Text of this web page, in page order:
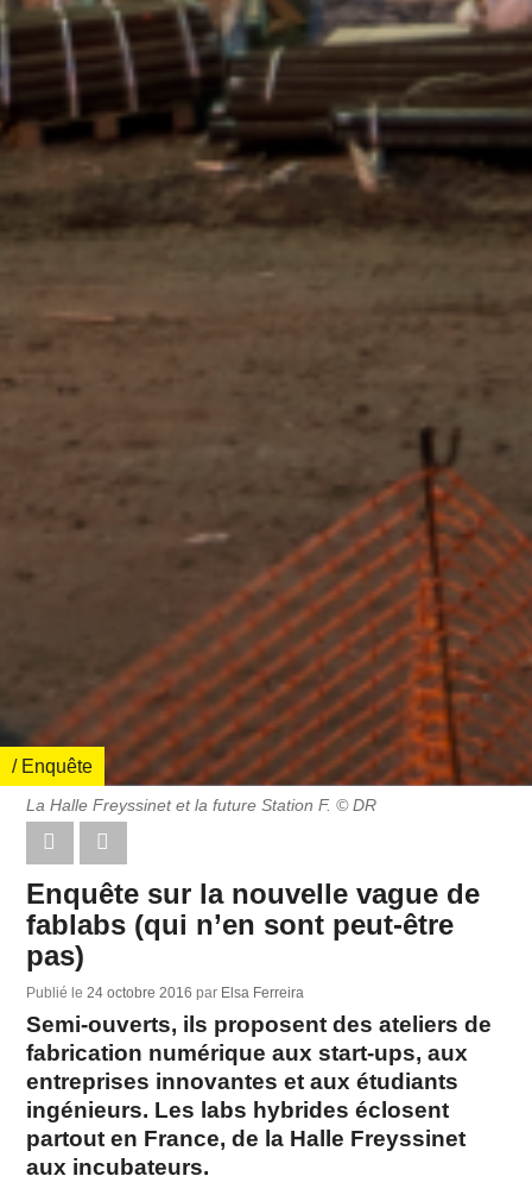
/ Enquête
La Halle Freyssinet et la future Station F. © DR
Enquête sur la nouvelle vague de
fablabs (qui n’en sont peut-être
pas)
Publié le24 octobre 2016par Elsa Ferreira
Semi-ouverts, ils proposent des ateliers de
fabrication numérique aux start-ups, aux
entreprises innovantes et aux étudiants
ingénieurs. Les labs hybrides éclosent
partout en France, de la Halle Freyssinet
aux incubateurs.